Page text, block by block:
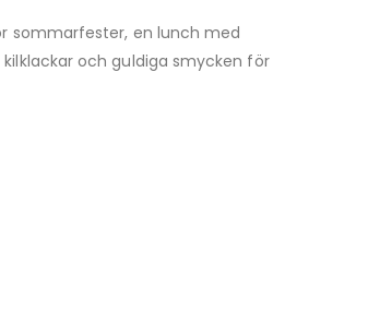
sommarfester, en lunch med
och guldiga smycken för